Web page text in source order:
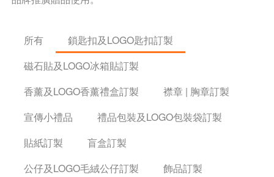
所有
鎖匙扣及LOGO匙扣訂製
磁石貼及LOGO冰箱貼訂製
香薰及LOGO香薰禮盒訂製
襟章 | 胸章訂製
宣傳小禮品
禮品包裝及LOGO包裝袋訂製
貼紙訂製
盲盒訂製
公仔及LOGO毛絨公仔訂製
飾品訂製